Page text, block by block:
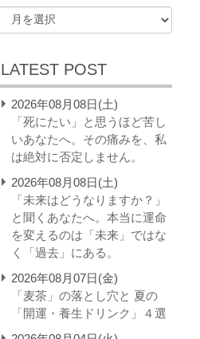
LATEST POST
2026年08月08日(土)
「死にたい」と思うほど苦し
いあなたへ。その痛みを、私
は絶対に否定しません。
2026年08月08日(土)
「未来はどうなりますか？」
と聞くあなたへ。本当に運命
を変えるのは「未来」ではな
く「過去」にある。
2026年08月07日(金)
「麦茶」の落とし穴と 夏の
「開運・養生ドリンク」４選